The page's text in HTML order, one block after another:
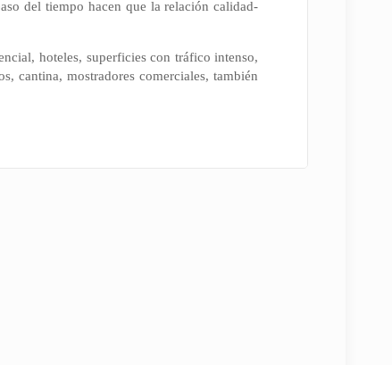
del tiempo hacen que la relación calidad-
hoteles, superficies con tráfico intenso,
cantina, mostradores comerciales, también